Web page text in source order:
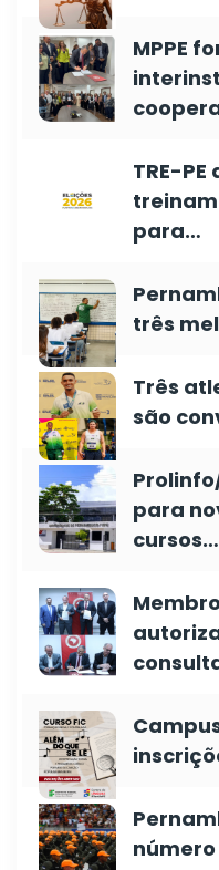
MPPE
TRE-
para…
três
Três
são
para
cursos…